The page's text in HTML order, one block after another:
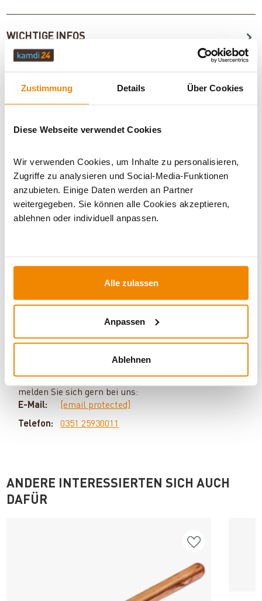
Zustimmung Details Über Cookies
Diese Webseite verwendet Cookies
Wir verwenden Cookies, um Inhalte zu personalisieren,
Zugriffe zu analysieren und Social-Media-Funktionen
anzubieten. Einige Daten werden an Partner
weitergegeben. Sie können alle Cookies akzeptieren,
ablehnen oder individuell anpassen.
Alle zulassen
Anpassen
Ablehnen
WICHTIGE INFOS
Artikeldatenblatt drucken Frage zum Artikel
Anschlusskomponenten
Ihr Berater für Solarthermie und
Speicher:
Sven Klitzsch beschäftigt sich bereits seit einigen
Jahren mit den Themen Solarthermie,
Sie Fragen zu unseren Produkten und Services? Dann
melden Sie sich gern bei uns:
E-Mail:
[email protected]
Telefon:
0351 25930011
ANDERE INTERESSIERTEN SICH AUCH
DAFÜR